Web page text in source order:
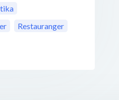
Restauranger